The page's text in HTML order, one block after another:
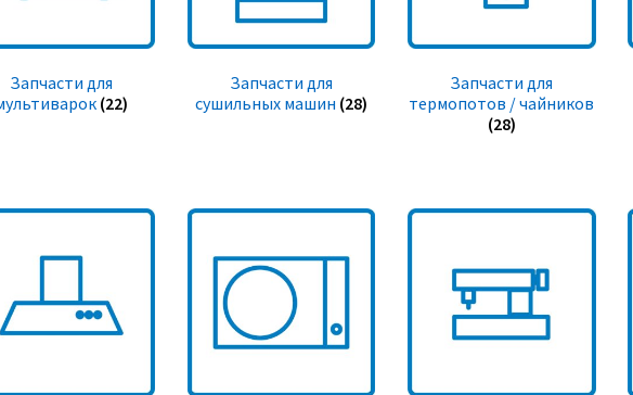
Запчасти для
(22)
Запчасти для
сушильных машин (28)
Запчасти для
термопотов / чайников
(28)